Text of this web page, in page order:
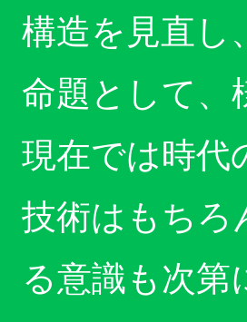
構造を見直し
命題として、
現在では時代
技術はもちろ
る意識も次第